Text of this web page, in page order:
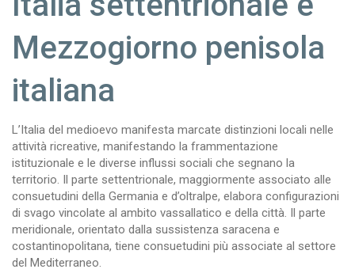
Mezzogiorno penisola
italiana
L’Italia del medioevo manifesta marcate distinzioni locali nelle
attività ricreative, manifestando la frammentazione
istituzionale e le diverse influssi sociali che segnano la
territorio. Il parte settentrionale, maggiormente associato alle
consuetudini della Germania e d’oltralpe, elabora configurazioni
di svago vincolate al ambito vassallatico e della città. Il parte
meridionale, orientato dalla sussistenza saracena e
costantinopolitana, tiene consuetudini più associate al settore
del Mediterraneo.